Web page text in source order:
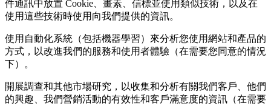
件通訊中放置 Cookie、畫素、信標並使用類似技術，以及在
使用這些技術時使用向我們提供的資訊。
使用自動化系統（包括機器學習）來分析您使用網站和產品的
方式，以改進我們的服務和使用者體驗（在需要您同意的情況
下）。
開展調查和其他市場研究，以收集和分析有關我們客戶、他們
的興趣、我們營銷活動的有效性和客戶滿意度的資訊（在需要